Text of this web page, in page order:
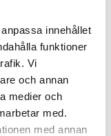
innehållet
funktioner
Vi
och annan
medier och
med.
med annan
website. If the
a moment or
help in some